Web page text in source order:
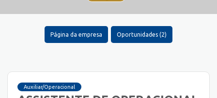
Página da empresa Oportunidades (2)
Auxiliar/Operacional